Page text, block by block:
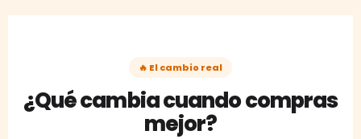
🔥 El cambio real
¿Qué cambia cuando compras
mejor?